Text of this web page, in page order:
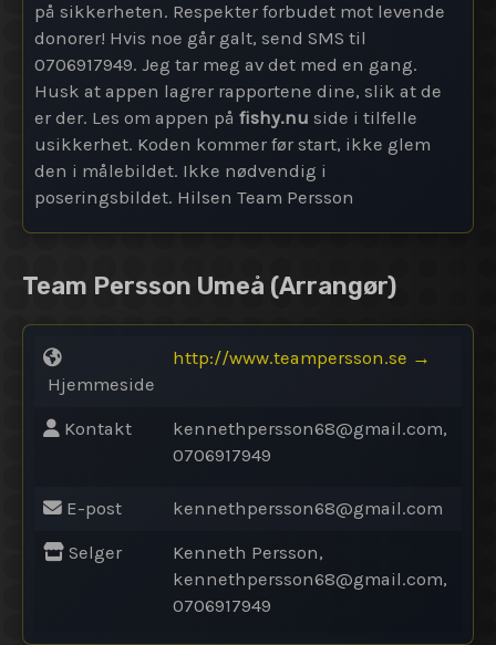
på sikkerheten. Respekter forbudet mot levende
donorer! Hvis noe går galt, send SMS til
0706917949. Jeg tar meg av det med en gang.
Husk at appen lagrer rapportene dine, slik at de
er der. Les om appen på fishy.nu side i tilfelle
usikkerhet. Koden kommer før start, ikke glem
den i målebildet. Ikke nødvendig i
poseringsbildet. Hilsen Team Persson
Team Persson Umeå (Arrangør)
Hjemmeside
http://www.teampersson.se →
Kontakt kennethpersson68@gmail.com,
0706917949
E-post kennethpersson68@gmail.com
Selger
Kenneth Persson,
kennethpersson68@gmail.com,
0706917949